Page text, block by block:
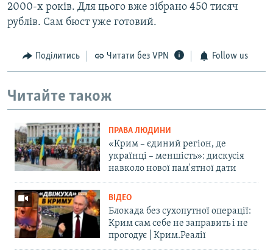
2000-х років. Для цього вже зібрано 450 тисяч
рублів. Сам бюст уже готовий.
Поділитись Читати без VPN Follow us
Читайте також
ПРАВА ЛЮДИНИ
«Крим – єдиний регіон, де
українці – меншість»: дискусія
навколо нової пам'ятної дати
ВІДЕО
Блокада без сухопутної операції:
Крим сам себе не заправить і не
прогодує | Крим.Реалії